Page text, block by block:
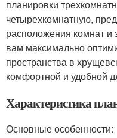
планировки
четырехкомнатную,
расположения комнат и
вам максимально
пространства в
комфортной и удобной
Характеристика
Основные особенности: